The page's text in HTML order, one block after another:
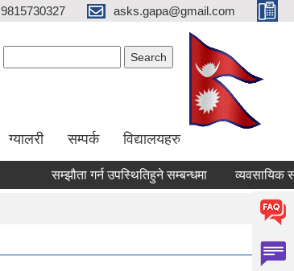
9815730327 asks.gapa@gmail.com
ग्यालरी सम्पर्क विद्यालयहरु
सम्झौता गर्न उपस्थितिहुने सम्बन्धमा व्यवसायिक